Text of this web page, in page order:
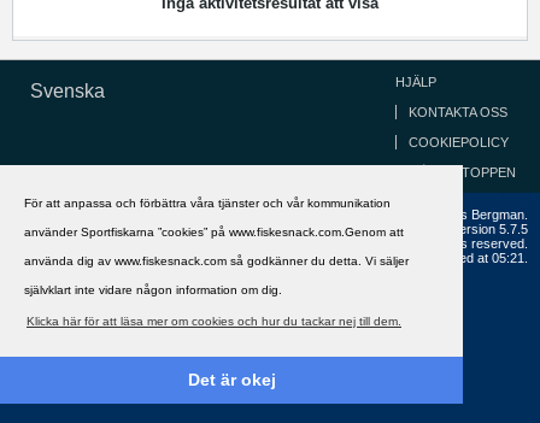
För att anpassa och förbättra våra tjänster och vår kommunikation
använder Sportfiskarna ”cookies” på www.fiskesnack.com.Genom att
använda dig av www.fiskesnack.com så godkänner du detta. Vi säljer
självklart inte vidare någon information om dig.
Klicka här för att läsa mer om cookies och hur du tackar nej till dem.
Det är okej
Svenska HJÄLP
KONTAKTA OSS
COOKIEPOLICY
GÅ TILL TOPPEN
Copyright ©2002 - 2021, FiskeSnack.com. Grundad 2002 av Anders Bergman.
Powered byvBulletin®
Version 5.7.5
Copyright © 2026 MH Sub I, LLC dba vBulletin. All rights reserved.
All times are GMT+1. This page was generated at 05:21.